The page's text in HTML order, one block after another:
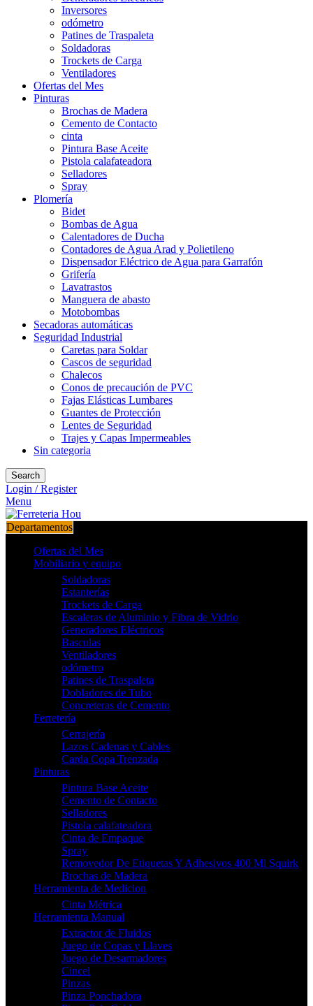
Inversores
odómetro
Patines de Traspaleta
Soldadoras
Trockets de Carga
Ventiladores
Ofertas del Mes
Pinturas
Brochas de Madera
Cemento de Contacto
cinta
Pintura Base Aceite
Pistola calafateadora
Selladores
Spray
Plomería
Bidet
Bombas de Agua
Calentadores de Ducha
Contadores de Agua Arad y Polietileno
Dispensador Eléctrico de Agua para Garrafón
Grifería
Lavatrastos
Manguera de abasto
Motobombas
Secadoras automáticas
Seguridad Industrial
Caretas para Soldar
Cascos de seguridad
Chalecos
Conos de precaución de PVC
Fajas Elásticas Lumbares
Guantes de Protección
Lentes de Seguridad
Trajes y Capas Impermeables
Sin categoria
Search
Login / Register
Menu
Departamentos
Ofertas del Mes
Mobiliario y equipo
Soldadoras
Estanterías
Trockets de Carga
Escaleras de Aluminio y Fibra de Vidrio
Generadores Eléctricos
Basculas
Ventiladores
odómetro
Patines de Traspaleta
Dobladores de Tubo
Concreteras de Cemento
Ferretería
Cerrajería
Lazos Cadenas y Cables
Carda Copa Trenzada
Pinturas
Pintura Base Aceite
Cemento de Contacto
Selladores
Pistola calafateadora
Cinta de Empaque
Spray
Removedor De Etiquetas Y Adhesivos 400 Ml Squirk
Brochas de Madera
Herramienta de Medicion
Cinta Métrica
Herramienta Manual
Extractor de Fluidos
Juego de Copas y Llaves
Juego de Desarmadores
Cincel
Pinzas
Pinza Ponchadora